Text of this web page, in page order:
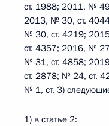
ст. 1988; 2011, №
2013, № 30, ст.
№ 30, ст. 4219;
ст. 4357; 2016, №
№ 31, ст. 4858;
ст. 2878; № 24, ст.
№ 1, ст. 3)
1) в статье 2: